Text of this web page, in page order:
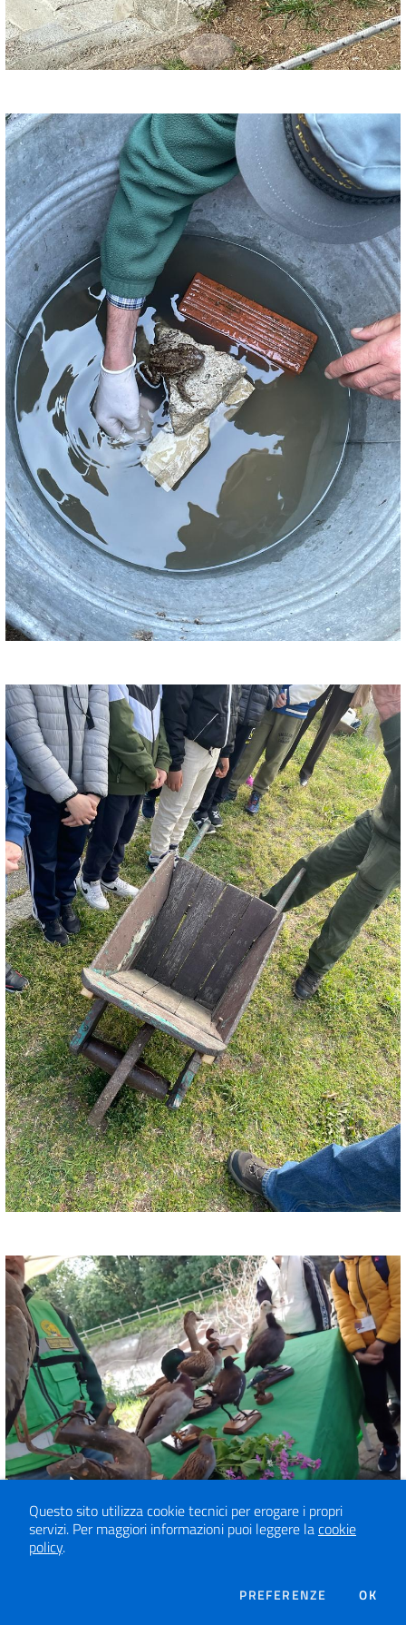
Questo sito utilizza cookie tecnici per erogare i propri
servizi. Per maggiori informazioni puoi leggere lacookie
policy.
PREFERENZE DEI COOKIE
OK